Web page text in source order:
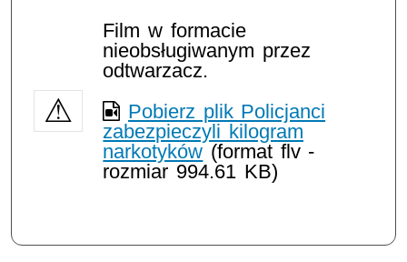
Film w formacie
nieobsługiwanym przez
odtwarzacz.
Pobierz plik Policjanci
zabezpieczyli kilogram
narkotyków (format flv -
rozmiar 994.61 KB)